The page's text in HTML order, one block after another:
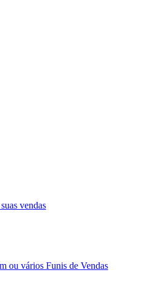
vendas
ou vários Funis de Vendas